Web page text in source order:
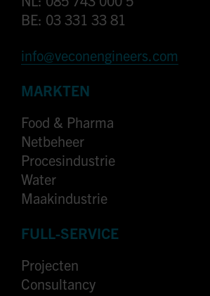
BE: 03 331 33 81
info@veconengineers.com
MARKTEN
Food & Pharma
Netbeheer
Procesindustrie
Water
Maakindustrie
FULL-SERVICE
Projecten
Consultancy